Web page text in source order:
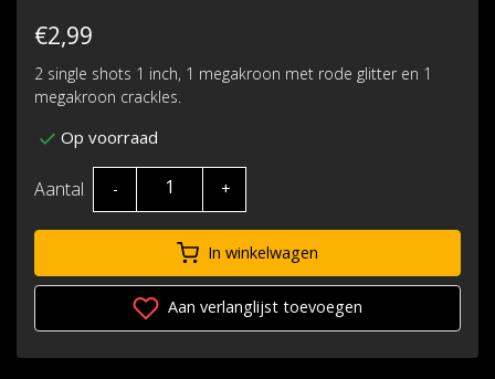
€2,99
2 single shots 1 inch, 1 megakroon met rode glitter en 1
megakroon crackles.
Op voorraad
Aantal - +
In winkelwagen
Aan verlanglijst toevoegen